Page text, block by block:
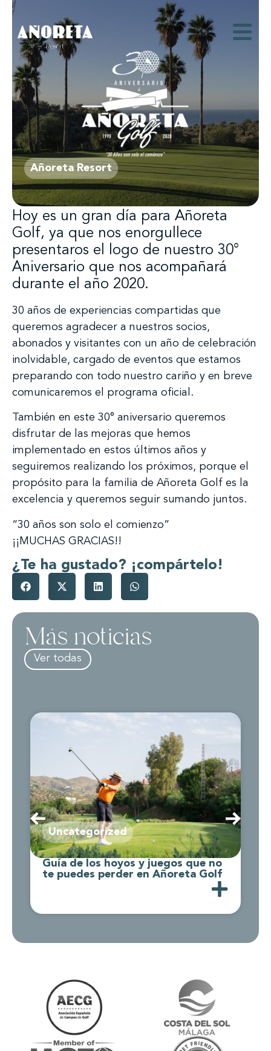
Añoreta Resort
Hoy es un gran día para Añoreta
Golf, ya que nos enorgullece
presentaros el logo de nuestro 30°
Aniversario que nos acompañará
durante el año 2020.
30 años de experiencias compartidas que
queremos agradecer a nuestros socios,
abonados y visitantes con un año de celebración
inolvidable, cargado de eventos que estamos
preparando con todo nuestro cariño y en breve
comunicaremos el programa oficial.
También en este 30° aniversario queremos
disfrutar de las mejoras que hemos
implementado en estos últimos años y
seguiremos realizando los próximos, porque el
propósito para la familia de Añoreta Golf es la
excelencia y queremos seguir sumando juntos.
“30 años son solo el comienzo”
¡¡MUCHAS GRACIAS!!
¿Te ha gustado? ¡compártelo!
Más noticias
Ver todas
Uncategorized
Guía de los hoyos y juegos que no
te puedes perder en Añoreta Golf